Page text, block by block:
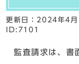
更新日： 2024年4月
ID:7101
監査請求は、書